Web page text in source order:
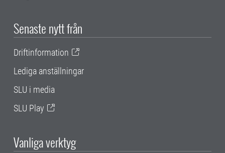
Senaste nytt från
Driftinformation
Lediga anställningar
SLU i media
SLU Play
Vanliga verktyg